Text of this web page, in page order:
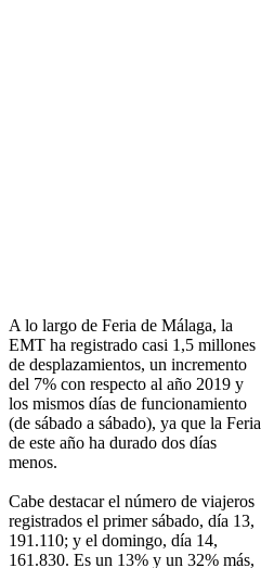
A lo largo de Feria de Málaga, la
EMT ha registrado casi 1,5 millones
de desplazamientos, un incremento
del 7% con respecto al año 2019 y
los mismos días de funcionamiento
(de sábado a sábado), ya que la Feria
de este año ha durado dos días
menos.
Cabe destacar el número de viajeros
registrados el primer sábado, día 13,
191.110; y el domingo, día 14,
161.830. Es un 13% y un 32% más,